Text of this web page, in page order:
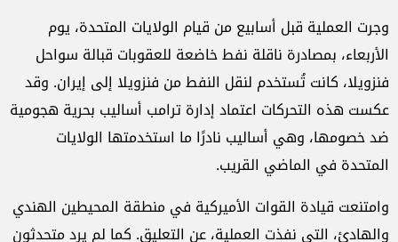
وجرت العملية قبل أسابيع من قيام الولايات المتحدة، يوم
الأربعاء، بمصادرة ناقلة نفط خاضعة للعقوبات قبالة سواحل
فنزويلا، كانت تُستخدم لنقل النفط من فنزويلا إلى إيران. وقد
عكست هذه التحركات اعتماد إدارة ترامب أساليب بحرية هجومية
ضد خصومها، وهي أساليب نادرًا ما استخدمتها الولايات
المتحدة في الماضي القريب.
وامتنعت قيادة القوات الأميركية في منطقة المحيطين الهندي
والهادئ، التي نفذت العملية، عن التعليق. كما لم يرد متحدثون